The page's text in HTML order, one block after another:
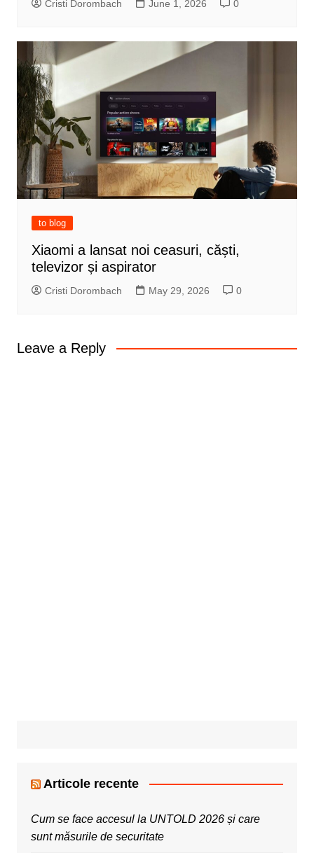
Cristi Dorombach June 1, 2026 0
to blog
Xiaomi a lansat noi ceasuri, căști,
televizor și aspirator
Cristi Dorombach May 29, 2026 0
Leave a Reply
Articole recente
Cum se face accesul la UNTOLD 2026 și care
sunt măsurile de securitate